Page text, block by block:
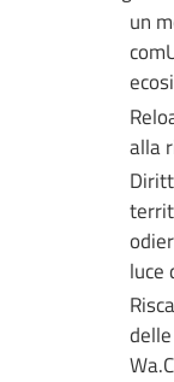
un
alla
luce